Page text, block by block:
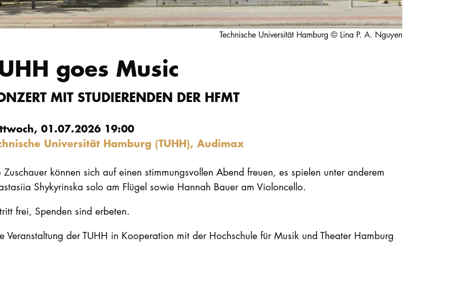
Technische Universität Hamburg © Lina P. A. Nguyen
goes Music
MIT STUDIERENDEN DER HFMT
01.07.2026 19:00
Universität Hamburg (TUHH), Audimax
Zuschauer können sich auf einen stimmungsvollen Abend freuen, es spielen unter anderem
Shykyrinska solo am Flügel sowie Hannah Bauer am Violoncello.
frei, Spenden sind erbeten.
Veranstaltung der TUHH in Kooperation mit der Hochschule für Musik und Theater Hamburg